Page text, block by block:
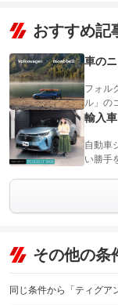
おすすめ記
車の
フォル
ル」の
輸入車
自動車
い勝手
その他の条
同じ条件から「ティグア